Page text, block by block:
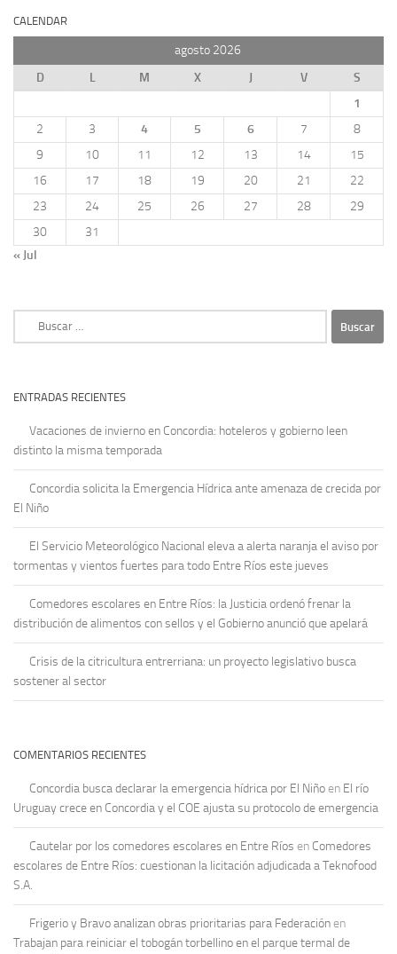
CALENDAR
agosto 2026
D
L M X J V
S
1
2
3 4 5 6 7
8
9
10 11 12 13 14
15
16
17 18 19 20 21
22
23
24 25 26 27 28
29
30
31
« Jul
ENTRADAS RECIENTES
Vacaciones de invierno en Concordia: hoteleros y gobierno leen
distinto la misma temporada
Concordia solicita la Emergencia Hídrica ante amenaza de crecida por
El Niño
El Servicio Meteorológico Nacional eleva a alerta naranja el aviso por
tormentas y vientos fuertes para todo Entre Ríos este jueves
Comedores escolares en Entre Ríos: la Justicia ordenó frenar la
distribución de alimentos con sellos y el Gobierno anunció que apelará
Crisis de la citricultura entrerriana: un proyecto legislativo busca
sostener al sector
COMENTARIOS RECIENTES
Concordia busca declarar la emergencia hídrica por El Niño en El río
Uruguay crece en Concordia y el COE ajusta su protocolo de emergencia
Cautelar por los comedores escolares en Entre Ríos en Comedores
escolares de Entre Ríos: cuestionan la licitación adjudicada a Teknofood
S.A.
Frigerio y Bravo analizan obras prioritarias para Federación en
Trabajan para reiniciar el tobogán torbellino en el parque termal de